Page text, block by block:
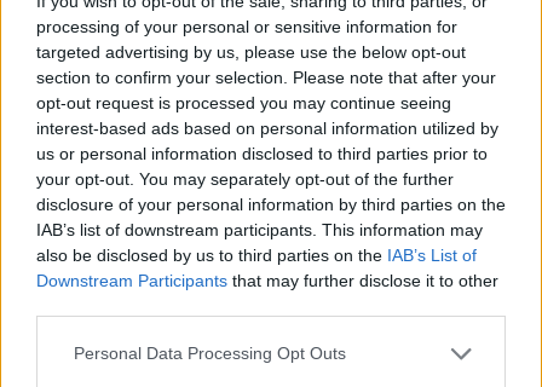
processing of your personal or sensitive information for
targeted advertising by us, please use the below opt-out
section to confirm your selection. Please note that after your
opt-out request is processed you may continue seeing
interest-based ads based on personal information utilized by
us or personal information disclosed to third parties prior to
your opt-out. You may separately opt-out of the further
disclosure of your personal information by third parties on the
IAB’s list of downstream participants. This information may
also be disclosed by us to third parties on the IAB’s List of
Downstream Participants that may further disclose it to other
Please note that this website/app uses one or more Google
Personal Data Processing Opt Outs
ΔΙΑΒΑΣΤΕ ΕΠΙΣΗΣ
Τηλεόραση|11.05.2025 23:02
Λάμψη, χαμόγελα και διαμαρτυρίες:
Όλα όσα έγιναν στο τιρκουάζ χαλί της
Eurovision 2025
Η σκηνική παρουσία των KAJ εμφανίστηκε
εντυπωσιακά βελτιωμένη σε σχέση με τον